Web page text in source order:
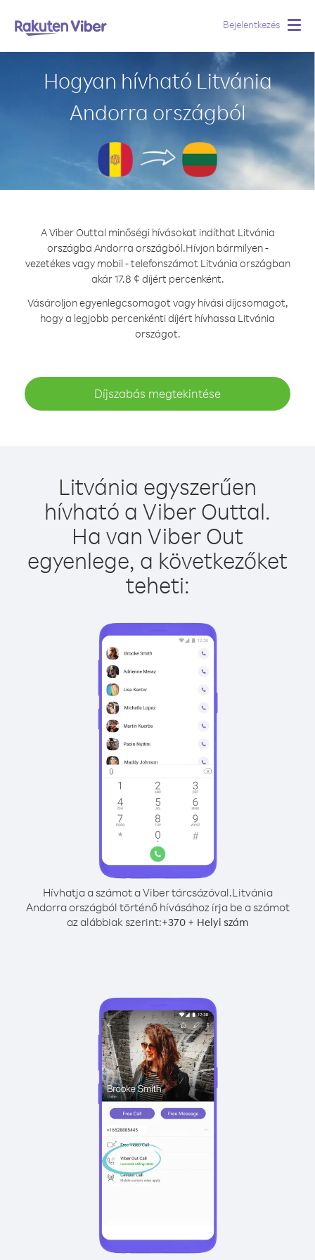
Bejelentkezés
Hogyan hívható Litvánia
Andorra országból
A Viber Outtal minőségi hívásokat indíthat Litvánia
országba Andorra országból.Hívjon bármilyen -
vezetékes vagy mobil - telefonszámot Litvánia országban
akár 17.8 ¢ díjért percenként.
Vásároljon egyenlegcsomagot vagy hívási díjcsomagot,
hogy a legjobb percenkénti díjért hívhassa Litvánia
országot.
Díjszabás megtekintése
Litvánia egyszerűen
hívható a Viber Outtal.
Ha van Viber Out
egyenlege, a következőket
teheti:
Hívhatja a számot a Viber tárcsázóval.Litvánia
Andorra országból történő hívásához írja be a számot
az alábbiak szerint:+370 + Helyi szám